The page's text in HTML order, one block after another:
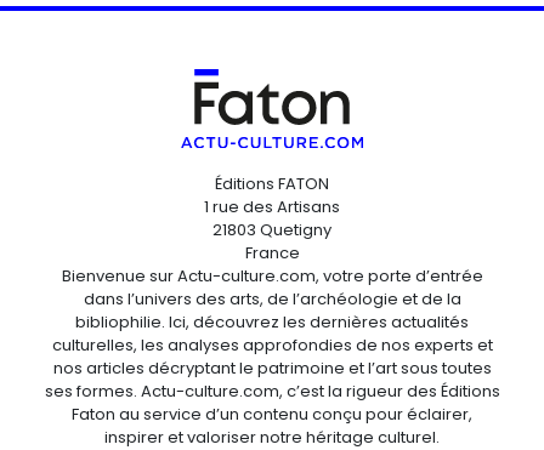
Éditions FATON
1 rue des Artisans
21803 Quetigny
France
Bienvenue sur Actu-culture.com, votre porte d’entrée
dans l’univers des arts, de l’archéologie et de la
bibliophilie. Ici, découvrez les dernières actualités
culturelles, les analyses approfondies de nos experts et
nos articles décryptant le patrimoine et l’art sous toutes
ses formes. Actu-culture.com, c’est la rigueur des Éditions
Faton au service d’un contenu conçu pour éclairer,
inspirer et valoriser notre héritage culturel.